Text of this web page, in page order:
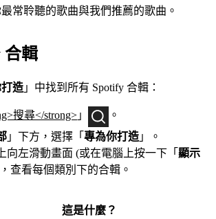
常聆聽的歌曲與我們推薦的歌曲。
合輯
造 」中找到所有 Spotify 合輯：
搜尋</strong> 」
。
」下方，選擇「 專為你打造 」。
向左滑動畫面 (或在電腦上按一下「 顯示
查看每個類別下的合輯。
這是什麼？